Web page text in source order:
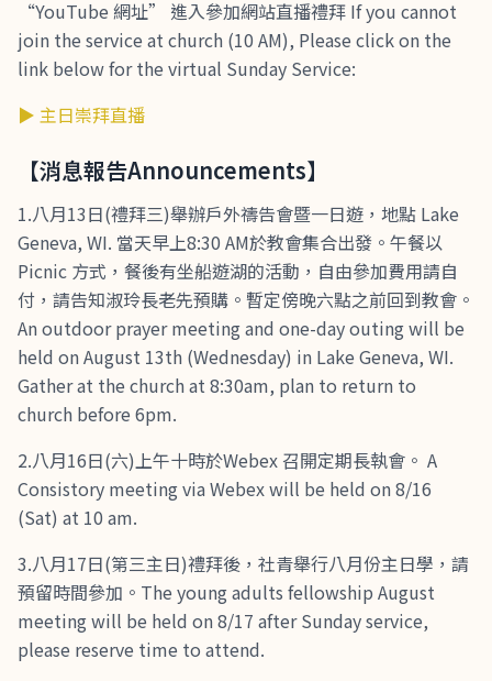
“YouTube 網址” 進入參加網站直播禮拜 If you cannot
join the service at church (10 AM), Please click on the
link below for the virtual Sunday Service:
▶ 主日崇拜直播
【消息報告Announcements】
1.八月13日(禮拜三)舉辦戶外禱告會暨一日遊，地點 Lake
Geneva, WI. 當天早上8:30 AM於教會集合出發。午餐以
Picnic 方式，餐後有坐船遊湖的活動，自由參加費用請自
付，請告知淑玲長老先預購。暫定傍晚六點之前回到教會。
An outdoor prayer meeting and one-day outing will be
held on August 13th (Wednesday) in Lake Geneva, WI.
Gather at the church at 8:30am, plan to return to
church before 6pm.
2.八月16日(六)上午十時於Webex 召開定期長執會。 A
Consistory meeting via Webex will be held on 8/16
(Sat) at 10 am.
3.八月17日(第三主日)禮拜後，社青舉行八月份主日學，請
預留時間參加。The young adults fellowship August
meeting will be held on 8/17 after Sunday service,
please reserve time to attend.